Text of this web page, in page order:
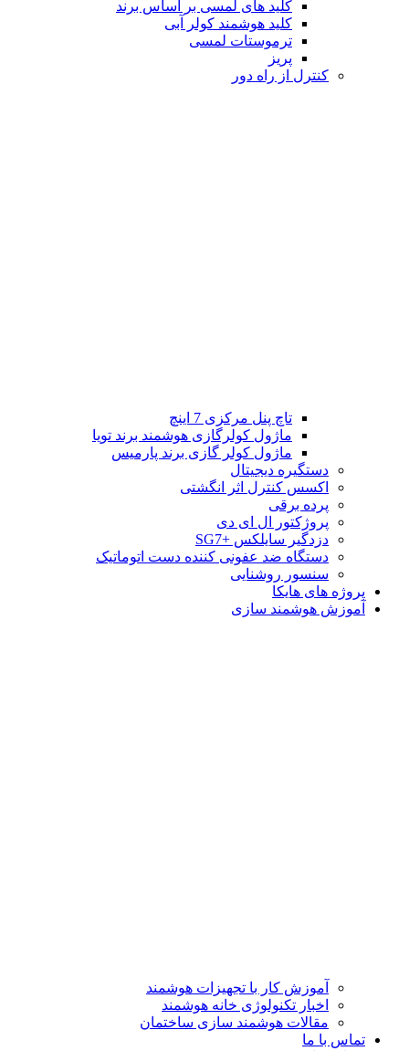
کلید های لمسی بر اساس برند
کلید هوشمند کولر آبی
ترموستات لمسی
پریز
کنترل از راه دور
تاچ پنل مرکزی 7 اینچ
ماژول کولرگازی هوشمند برند تویا
ماژول کولر گازی برند پارمیس
دستگیره دیجیتال
اکسس کنترل اثر انگشتی
پرده برقی
پروژکتور ال ای دی
دزدگیر سایلکس +SG7
دستگاه ضد عفونی کننده دست اتوماتیک
سنسور روشنایی
پروژه های هایکا
آموزش هوشمند سازی
آموزش کار با تجهیزات هوشمند
اخبار تکنولوژی خانه هوشمند
مقالات هوشمند سازی ساختمان
تماس با ما